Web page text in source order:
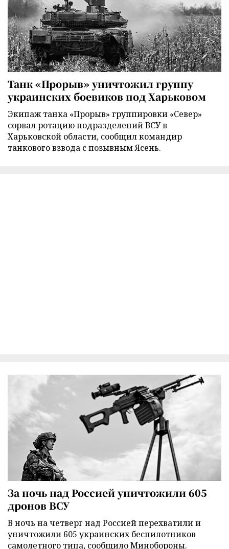
Танк «Прорыв» уничтожил группу
украинских боевиков под Харьковом
Экипаж танка «Прорыв» группировки «Север»
сорвал ротацию подразделений ВСУ в
Харьковской области, сообщил командир
танкового взвода с позывным Ясень.
За ночь над Россией уничтожили 605
дронов ВСУ
В ночь на четверг над Россией перехватили и
уничтожили 605 украинских беспилотников
самолетного типа, сообщило Минобороны.